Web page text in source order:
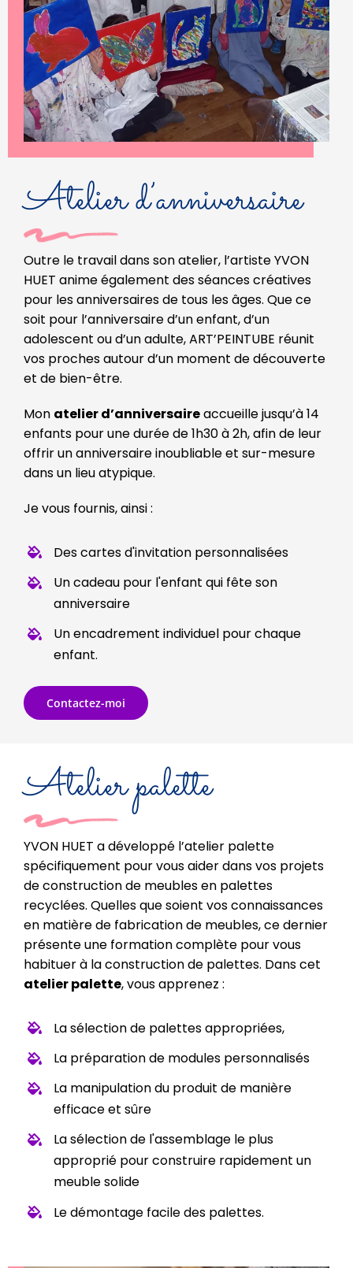
Atelier d’anniversaire
Outre le travail dans son atelier, l’artiste YVON
HUET anime également des séances créatives
pour les anniversaires de tous les âges. Que ce
soit pour l’anniversaire d’un enfant, d’un
adolescent ou d’un adulte, ART’PEINTUBE réunit
vos proches autour d’un moment de découverte
et de bien-être.
Mon atelier d’anniversaireaccueille jusqu’à 14
enfants pour une durée de 1h30 à 2h, afin de leur
offrir un anniversaire inoubliable et sur-mesure
dans un lieu atypique.
Je vous fournis, ainsi :
Des cartes d'invitation personnalisées
Un cadeau pour l'enfant qui fête son
anniversaire
Un encadrement individuel pour chaque
enfant.
Contactez-moi
Atelier palette
YVON HUET a développé l’atelier palette
spécifiquement pour vous aider dans vos projets
de construction de meubles en palettes
recyclées. Quelles que soient vos connaissances
en matière de fabrication de meubles, ce dernier
présente une formation complète pour vous
habituer à la construction de palettes. Dans cet
atelier palette, vous apprenez :
La sélection de palettes appropriées,
La préparation de modules personnalisés
La manipulation du produit de manière
efficace et sûre
La sélection de l'assemblage le plus
approprié pour construire rapidement un
meuble solide
Le démontage facile des palettes.